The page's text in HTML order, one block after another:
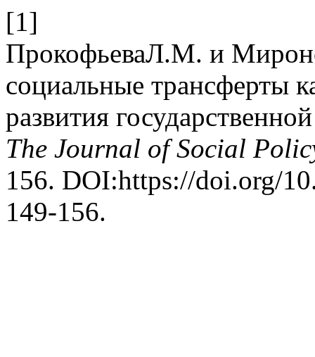
[1]
ПрокофьеваЛ.М. и
социальные трансферты
развития
The Journal of Social
156. DOI:https://doi.org/
149-156.